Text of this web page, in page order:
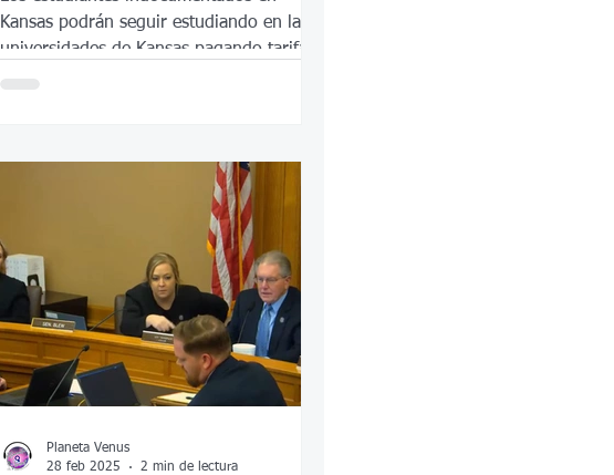
fianzas
Kansas podrán seguir estudiando en las
universidades de Kansas pagando tarifas
Planeta Venus
28 feb 2025
2 min de lectura